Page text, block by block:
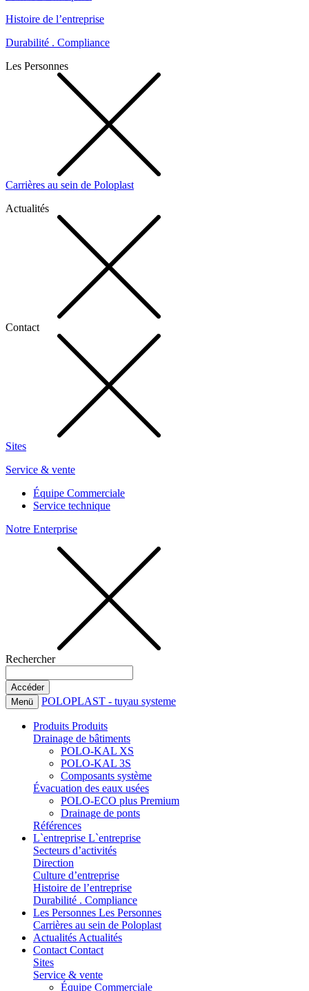
Histoire de l’entreprise
Durabilité . Compliance
Les Personnes
Carrières au sein de Poloplast
Actualités
Contact
Sites
Service & vente
Équipe Commerciale
Service technique
Notre Enterprise
Rechercher
Menü POLOPLAST - tuyau systeme
Produits Produits
Drainage de bâtiments
POLO-KAL XS
POLO-KAL 3S
Composants système
Évacuation des eaux usées
POLO-ECO plus Premium
Drainage de ponts
Références
L`entreprise L`entreprise
Secteurs d’activités
Direction
Culture d’entreprise
Histoire de l’entreprise
Durabilité . Compliance
Les Personnes Les Personnes
Carrières au sein de Poloplast
Actualités Actualités
Contact Contact
Sites
Service & vente
Équipe Commerciale